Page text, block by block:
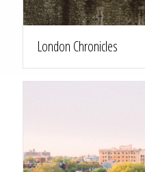
London Chronicles